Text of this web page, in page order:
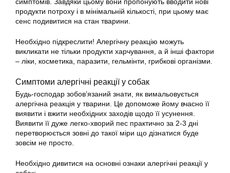
продукти потроху і в мінімальній кількості, при цьому має
сенс подивитися на стан тварини.
Необхідно підкреслити! Алергічну реакцію можуть
викликати не тільки продукти харчування, а й інші фактори
– ліки, косметика, паразити, гельмінти, грибкові організми.
Симптоми алергічні реакції у собак
Будь-господар зобов’язаний знати, як вимальовується
алергічна реакція у тварини. Це допоможе йому вчасно її
виявити і вжити необхідних заходів щодо її усунення.
Виявити її дуже легко-хворий пес практично за 2-3 дні
перетворюється зовні до такої міри що дізнатися буде
зовсім не просто.
Необхідно дивитися на основні ознаки алергічні реакції у